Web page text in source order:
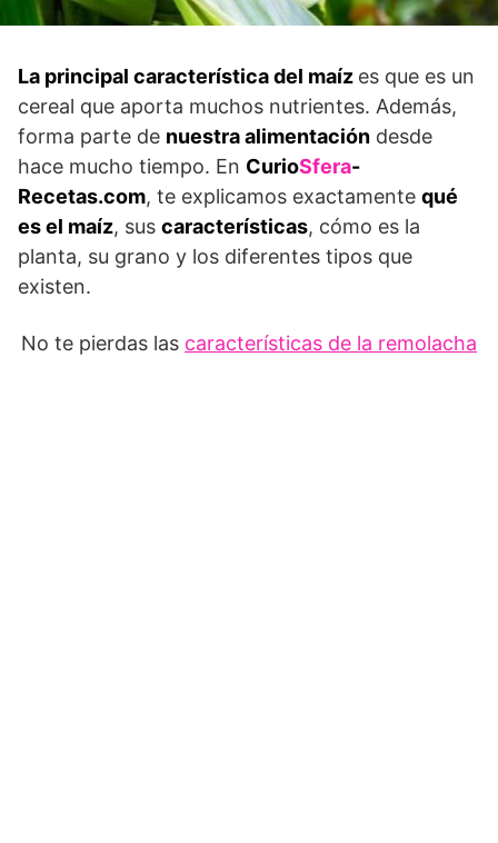
La principal característica del maíz es que es un
cereal que aporta muchos nutrientes. Además,
forma parte de nuestra alimentación desde
hace mucho tiempo. En CurioSfera-
Recetas.com, te explicamos exactamente qué
es el maíz, sus características, cómo es la
planta, su grano y los diferentes tipos que
existen.
No te pierdas las características de la remolacha